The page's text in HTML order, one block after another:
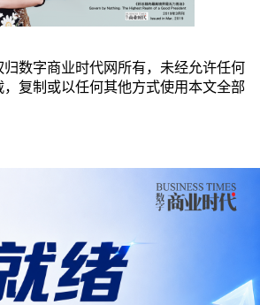
数字商业时代网所有，未经允许任何
复制或以任何其他方式使用本文全部